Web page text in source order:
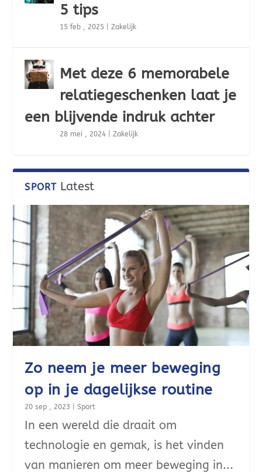
5 tips
15 feb , 2025 |Zakelijk
Met deze 6 memorabele
relatiegeschenken laat je
een blijvende indruk achter
28 mei , 2024 |Zakelijk
SPORT Latest
Zo neem je meer beweging
op in je dagelijkse routine
20 sep , 2023 |Sport
In een wereld die draait om
technologie en gemak, is het vinden
van manieren om meer beweging in...